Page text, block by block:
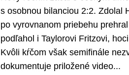
s osobnou bilanciou 2:2. Zdolal
po vyrovnanom priebehu
podľahol i Taylorovi Fritzovi,
Kvôli kŕčom však semifinále
dokumentuje priložené video...